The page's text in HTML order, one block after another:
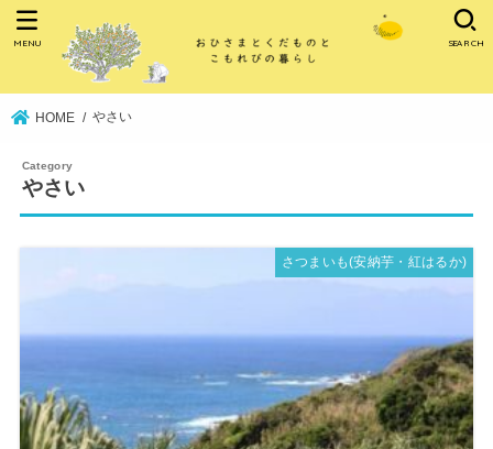
SEARCH
MENU
HOME やさい
やさい
さつまいも(安納芋・紅はるか)